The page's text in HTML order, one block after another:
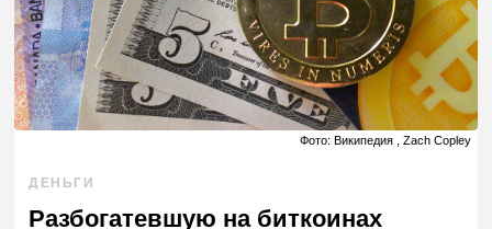
Фото: Википедия , Zach Copley
ДЕНЬГИ
Разбогатевшую на биткоинах